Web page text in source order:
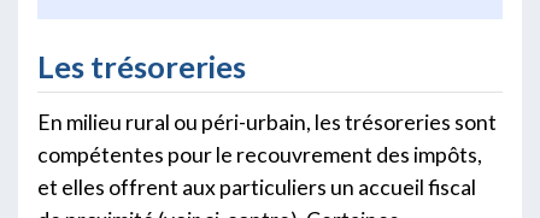
Les trésoreries
En milieu rural ou péri-urbain, les trésoreries sont
compétentes pour le recouvrement des impôts,
et elles offrent aux particuliers un accueil fiscal